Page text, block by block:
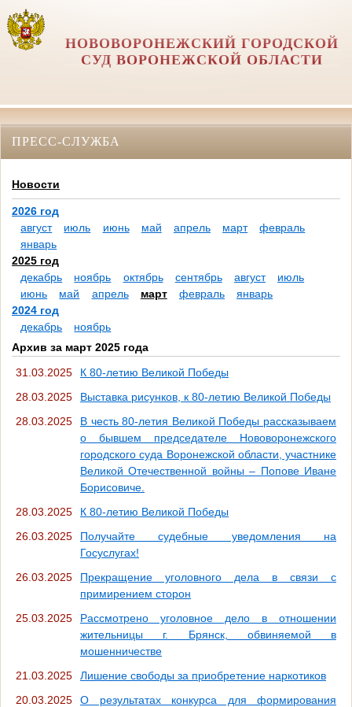
НОВОВОРОНЕЖСКИЙ ГОРОДСКОЙ
СУД ВОРОНЕЖСКОЙ ОБЛАСТИ
ПРЕСС-СЛУЖБА
Новости
2026 год
август
июль июнь май апрель март
февраль
январь
2025 год
декабрь
ноябрь октябрь сентябрь август
июль
июнь
май апрель март февраль
январь
2024 год
декабрь
ноябрь
Архив за март 2025 года
31.03.2025
К 80-летию Великой Победы
28.03.2025
Выставка рисунков, к 80-летию Великой Победы
28.03.2025
В честь 80-летия Великой Победы рассказываем
о бывшем председателе Нововоронежского
городского суда Воронежской области, участнике
Великой Отечественной войны – Попове Иване
Борисовиче.
28.03.2025
К 80-летию Великой Победы
26.03.2025
Получайте судебные уведомления на
Госуслугах!
26.03.2025
Прекращение уголовного дела в связи с
примирением сторон
25.03.2025
Рассмотрено уголовное дело в отношении
жительницы г. Брянск, обвиняемой в
мошенничестве
21.03.2025
Лишение свободы за приобретение наркотиков
20.03.2025
О результатах конкурса для формирования